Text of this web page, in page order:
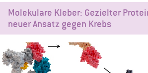
Molekulare Kleber: Gezielter
neuer Ansatz gegen Krebs